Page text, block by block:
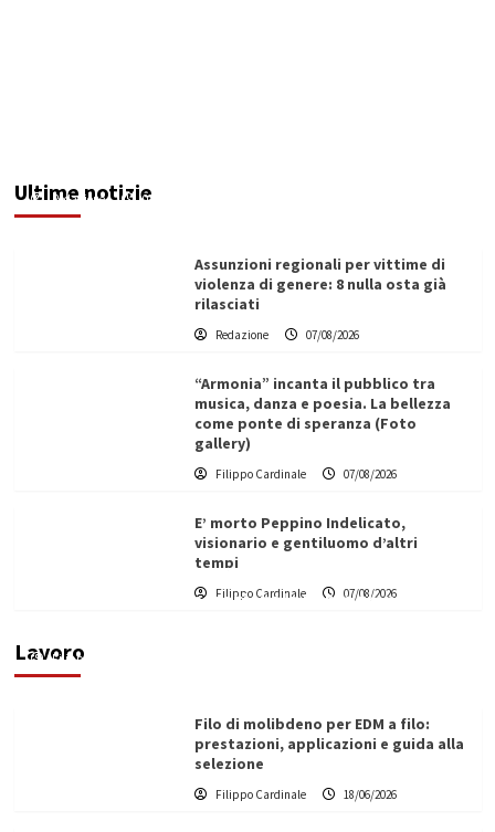
Ultime notizie
Redazione 07/08/2026
Assunzioni regionali per vittime di
violenza di genere: 8 nulla osta già
rilasciati
Redazione 07/08/2026
“Armonia” incanta il pubblico tra
musica, danza e poesia. La bellezza
come ponte di speranza (Foto
gallery)
Filippo Cardinale 07/08/2026
E’ morto Peppino Indelicato,
visionario e gentiluomo d’altri
tempi
Filippo Cardinale 07/08/2026
Lavoro
L’ingegnere saccense Buscarnera partner chiave
di un progetto transnazionale per la transizione
Filippo Cardinale
Filo di molibdeno per EDM a filo:
prestazioni, applicazioni e guida alla
selezione
Filippo Cardinale 18/06/2026